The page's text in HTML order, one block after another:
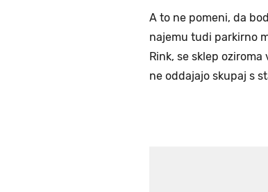
A to ne pomeni, da
najemu tudi parkirno
Rink, se sklep
ne oddajajo skupaj s